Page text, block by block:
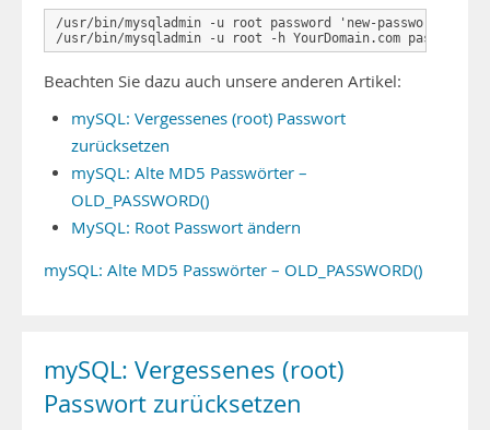
/usr/bin/mysqladmin -u root password 'new-password'
/usr/bin/mysqladmin -u root -h YourDomain.com password
Beachten Sie dazu auch unsere anderen Artikel:
mySQL: Vergessenes (root) Passwort
zurücksetzen
mySQL: Alte MD5 Passwörter –
OLD_PASSWORD()
MySQL: Root Passwort ändern
mySQL: Alte MD5 Passwörter – OLD_PASSWORD()
mySQL: Vergessenes (root)
Passwort zurücksetzen